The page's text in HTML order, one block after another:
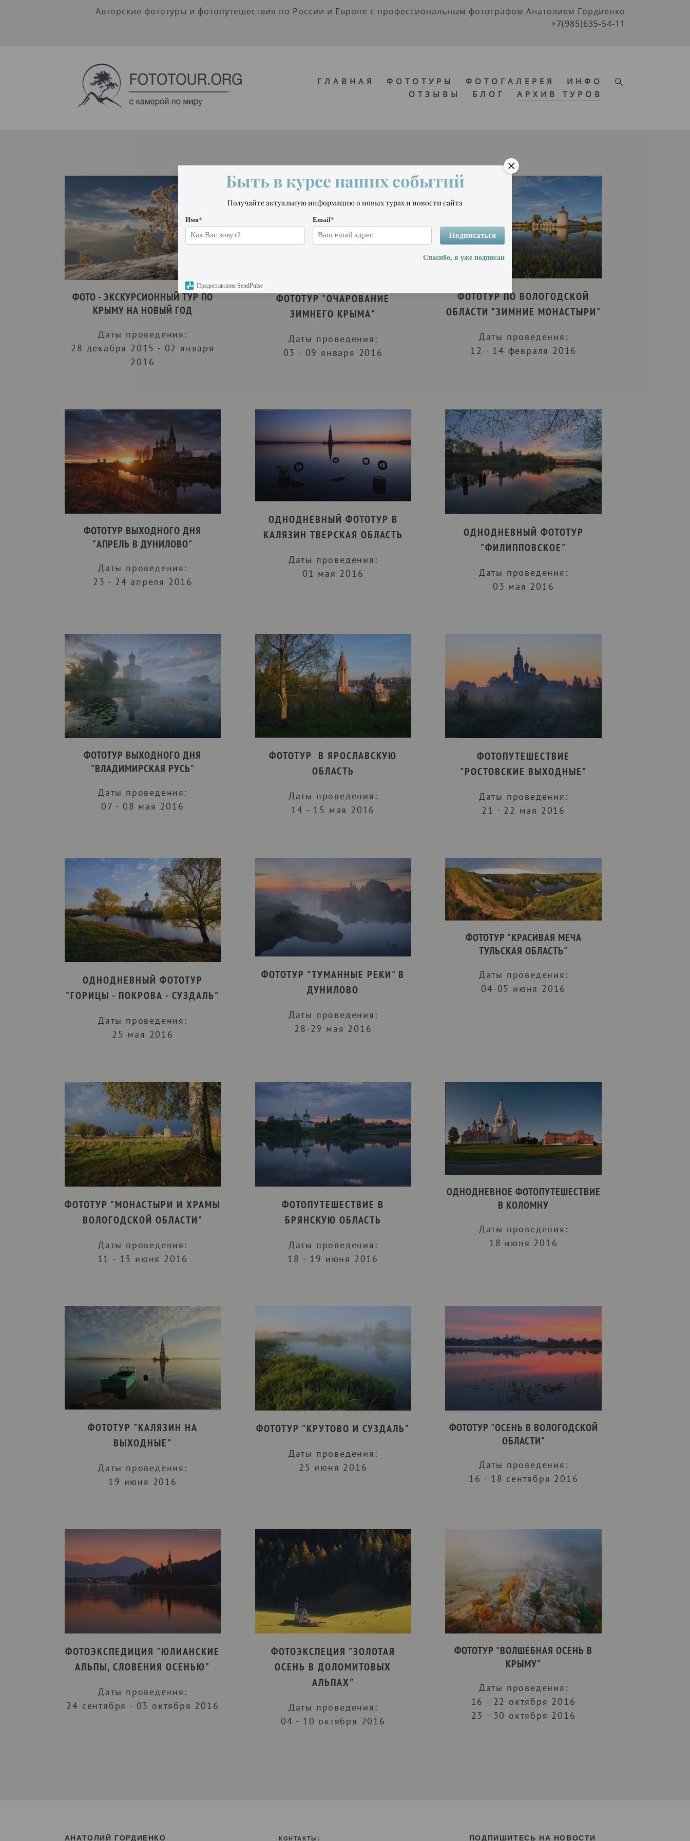
Авторские фототуры и фотопутешествия по России и Европе с профессиональным фотографом Анатолием Гордиенко
+7(985)635-54-11
ГЛАВНАЯ ФОТОТУРЫ ФОТОГАЛЕРЕЯ
ИНФО
ОТЗЫВЫ
БЛОГ АРХИВ ТУРОВ
ФОТО - ЭКСКУРСИОННЫЙ ТУР ПО
КРЫМУ НА НОВЫЙ ГОД
Даты проведения:
28 декабря 2015 - 02 января
2016
ФОТОТУР "ОЧАРОВАНИЕ
ЗИМНЕГО КРЫМА"
Даты проведения:
03 - 09 января 2016
ФОТОТУР ПО ВОЛОГОДСКОЙ
ОБЛАСТИ "ЗИМНИЕ МОНАСТЫРИ"
Даты проведения:
12 - 14 февраля 2016
ФОТОТУР ВЫХОДНОГО ДНЯ
"АПРЕЛЬ В ДУНИЛОВО"
Даты проведения:
23 - 24 апреля 2016
ОДНОДНЕВНЫЙ ФОТОТУР В
КАЛЯЗИН ТВЕРСКАЯ ОБЛАСТЬ
Даты проведения:
01 мая 2016
ОДНОДНЕВНЫЙ ФОТОТУР
"ФИЛИППОВСКОЕ"
Даты проведения:
03 мая 2016
ФОТОТУР ВЫХОДНОГО ДНЯ
"ВЛАДИМИРСКАЯ РУСЬ"
Даты проведения:
07 - 08 мая 2016
ФОТОТУР В ЯРОСЛАВСКУЮ
ОБЛАСТЬ
Даты проведения:
14 - 15 мая 2016
ФОТОПУТЕШЕСТВИЕ
"РОСТОВСКИЕ ВЫХОДНЫЕ"
Даты проведения:
21 - 22 мая 2016
ОДНОДНЕВНЫЙ ФОТОТУР
"ГОРИЦЫ - ПОКРОВА - СУЗДАЛЬ"
Даты проведения:
25 мая 2016
ФОТОТУР "ТУМАННЫЕ РЕКИ" В
ДУНИЛОВО
Даты проведения:
28-29 мая 2016
ФОТОТУР "КРАСИВАЯ МЕЧА
ТУЛЬСКАЯ ОБЛАСТЬ"
Даты проведения:
04-05 июня 2016
ФОТОТУР "МОНАСТЫРИ И ХРАМЫ
ВОЛОГОДСКОЙ ОБЛАСТИ"
Даты проведения:
11 - 13 июня 2016
ФОТОПУТЕШЕСТВИЕ В
БРЯНСКУЮ ОБЛАСТЬ
Даты проведения:
18 - 19 июня 2016
ОДНОДНЕВНОЕ ФОТОПУТЕШЕСТВИЕ
В КОЛОМНУ
Даты проведения:
18 июня 2016
ФОТОТУР "КАЛЯЗИН НА
ВЫХОДНЫЕ"
Даты проведения:
19 июня 2016
ФОТОТУР "КРУТОВО И СУЗДАЛЬ"
Даты проведения:
25 июня 2016
ФОТОТУР "ОСЕНЬ В ВОЛОГОДСКОЙ
ОБЛАСТИ"
Даты проведения:
16 - 18 сентября 2016
ФОТОЭКСПЕДИЦИЯ "ЮЛИАНСКИЕ
АЛЬПЫ, СЛОВЕНИЯ ОСЕНЬЮ"
Даты проведения:
24 сентября - 03 октября 2016
ФОТОЭКСПЕЦИЯ "ЗОЛОТАЯ
ОСЕНЬ В ДОЛОМИТОВЫХ
АЛЬПАХ"
Даты проведения:
04 - 10 октября 2016
ФОТОТУР "ВОЛШЕБНАЯ ОСЕНЬ В
КРЫМУ"
Даты проведения:
16 - 22 октября 2016
23 - 30 октября 2016
АНАТОЛИЙ ГОРДИЕНКО КОНТАКТЫ: ПОДПИШИТЕСЬ НА НОВОСТИ
Быть в курсе наших событий
Получайте актуальную информацию о новых турах и новости сайта
Имя* Email*
Подписаться
Спасибо, я уже подписан
Предоставлено SendPulse